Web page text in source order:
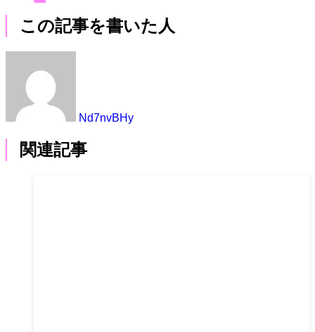
この記事を書いた人
Nd7nvBHy
関連記事